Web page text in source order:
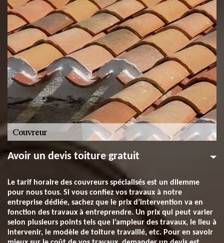
Avoir un devis toiture gratuit
Le tarif horaire des couvreurs spécialisés est un dilemme
pour nous tous. Si vous confiez vos travaux à notre
entreprise dédiée, sachez que le prix d’intervention va en
fonction des travaux à entreprendre. Un prix qui peut varier
selon plusieurs points tels que l’ampleur des travaux, le lieu à
intervenir, le modèle de toiture travaillé, etc. Pour en savoir